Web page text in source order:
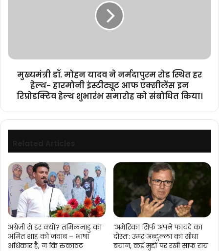
हर
हारमोनी
आफ
इन
रिप्रोडक्टिव
को
संबोधित
किया।
मुख्यमंत्री डॉ. मोहन यादव ने नर्मदापुरम रोड स्थित हर
हेल्थ- हारमोनी इंस्टीट्यूट आफ एक्सीलेंस इन
रिप्रोडक्टिव हेल्थ शुभारंभ समारोह को संबोधित किया।
अंग्रेज़ी से डर क्यों? तमिलनाडु का
अमित शाह को जवाब – भाषा
अधिकार है, न कि रुकावट
‘अमेरिका सिर्फ अपने फायदे का
दोस्त’: उमर अब्दुल्ला का सीधा
बयान, कई मुद्दों पर रखी साफ राय